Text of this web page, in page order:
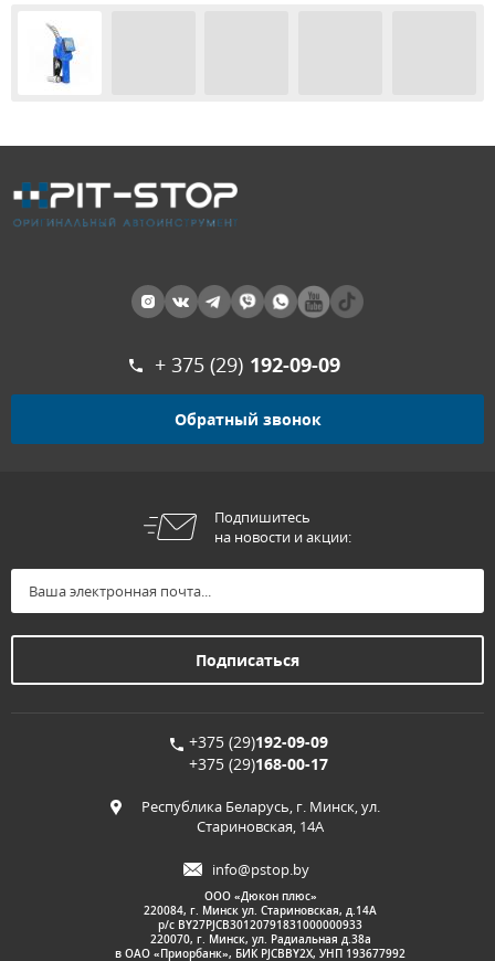
+ 375 (29) 192-09-09
Обратный звонок
Подпишитесь
на новости и акции:
+375 (29)192-09-09
+375 (29)168-00-17
Республика Беларусь, г. Минск, ул.
Стариновская, 14А
info@pstop.by
ООО «Дюкон плюс»
220084, г. Минск ул. Стариновская, д.14А
р/с BY27PJCB30120791831000000933
220070, г. Минск, ул. Радиальная д.38а
в ОАО «Приорбанк», БИК PJCBBY2X, УНП 193677992